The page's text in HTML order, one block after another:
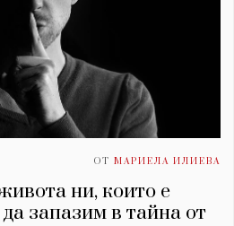
ОТ МАРИЕЛА ИЛИЕВА
ни, които е
запазим в тайна от